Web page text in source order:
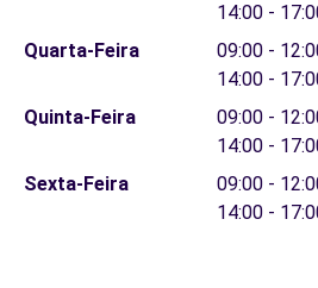
14:00 -
Quarta-Feira
09:00 -
14:00 -
Quinta-Feira
09:00 -
14:00 -
Sexta-Feira
09:00 -
14:00 -